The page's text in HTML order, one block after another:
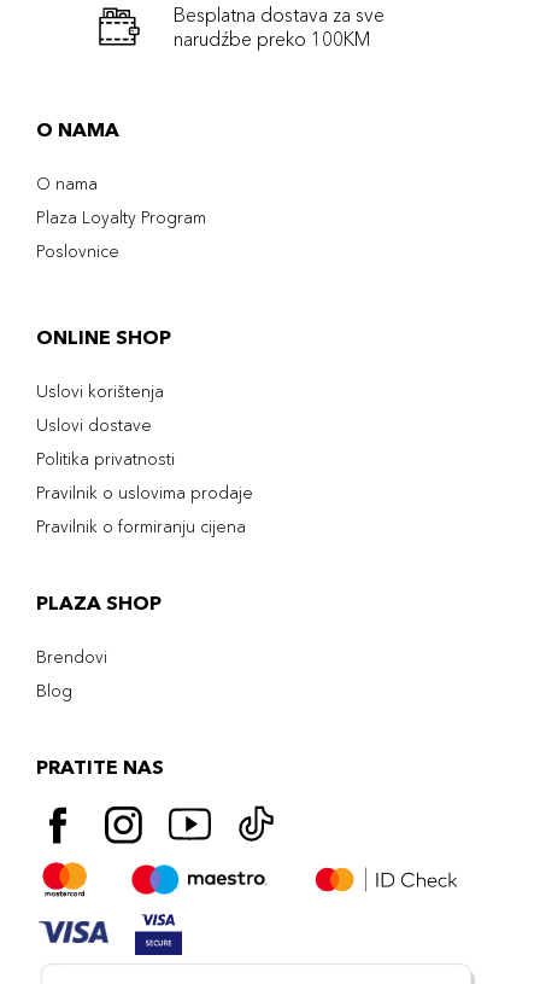
Besplatna dostava za sve
narudźbe preko 100KM
O NAMA
O nama
Plaza Loyalty Program
Poslovnice
ONLINE SHOP
Uslovi korištenja
Uslovi dostave
Politika privatnosti
Pravilnik o uslovima prodaje
Pravilnik o formiranju cijena
PLAZA SHOP
Brendovi
Blog
PRATITE NAS